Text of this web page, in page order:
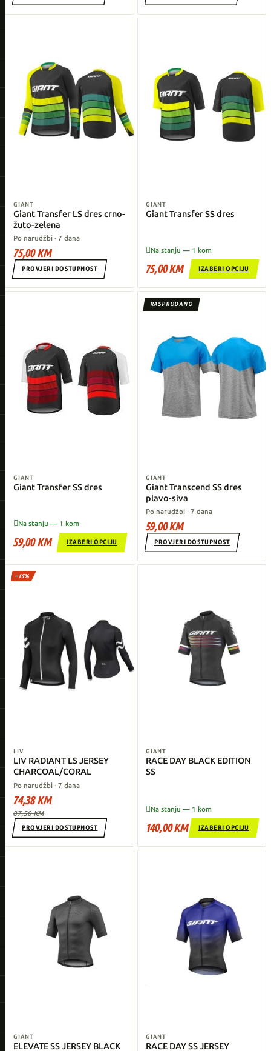
GIANT
Giant Transfer LS dres crno-
žuto-zelena
Po narudžbi · 7 dana
75,00 KM
PROVJERI DOSTUPNOST
GIANT
Giant Transfer SS dres
Na stanju — 1 kom
75,00 KM IZABERI OPCIJU
GIANT
Giant Transfer SS dres
Na stanju — 1 kom
59,00 KM IZABERI OPCIJU
RASPRODANO
GIANT
Giant Transcend SS dres
plavo-siva
Po narudžbi · 7 dana
59,00 KM
PROVJERI DOSTUPNOST
−15%
LIV
LIV RADIANT LS JERSEY
CHARCOAL/CORAL
Po narudžbi · 7 dana
74,38 KM
87,50 KM
PROVJERI DOSTUPNOST
GIANT
RACE DAY BLACK EDITION
SS
Na stanju — 1 kom
140,00 KM IZABERI OPCIJU
GIANT
ELEVATE SS JERSEY BLACK
GIANT
RACE DAY SS JERSEY